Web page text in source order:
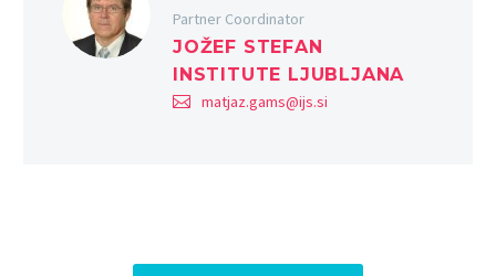
Partner Coordinator
JOŽEF STEFAN
INSTITUTE LJUBLJANA
matjaz.gams@ijs.si